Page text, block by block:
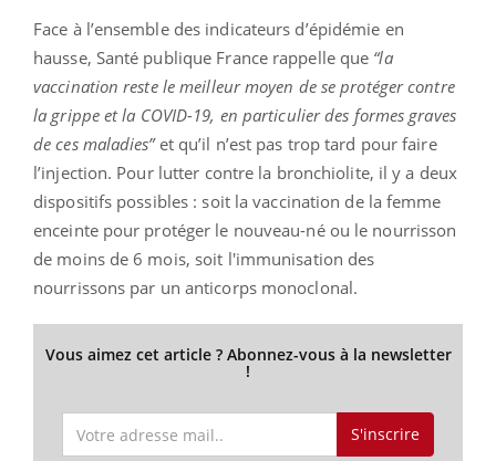
Face à l’ensemble des indicateurs d’épidémie en
hausse, Santé publique France rappelle que “la
vaccination reste le meilleur moyen de se protéger contre
la grippe et la COVID-19, en particulier des formes graves
de ces maladies”et qu’il n’est pas trop tard pour faire
l’injection. Pour lutter contre la bronchiolite, il y a deux
dispositifs possibles : soit la vaccination de la femme
enceinte pour protéger le nouveau-né ou le nourrisson
de moins de 6 mois, soit l'immunisation des
nourrissons par un anticorps monoclonal.
Vous aimez cet article ? Abonnez-vous à la newsletter
!
S'inscrire